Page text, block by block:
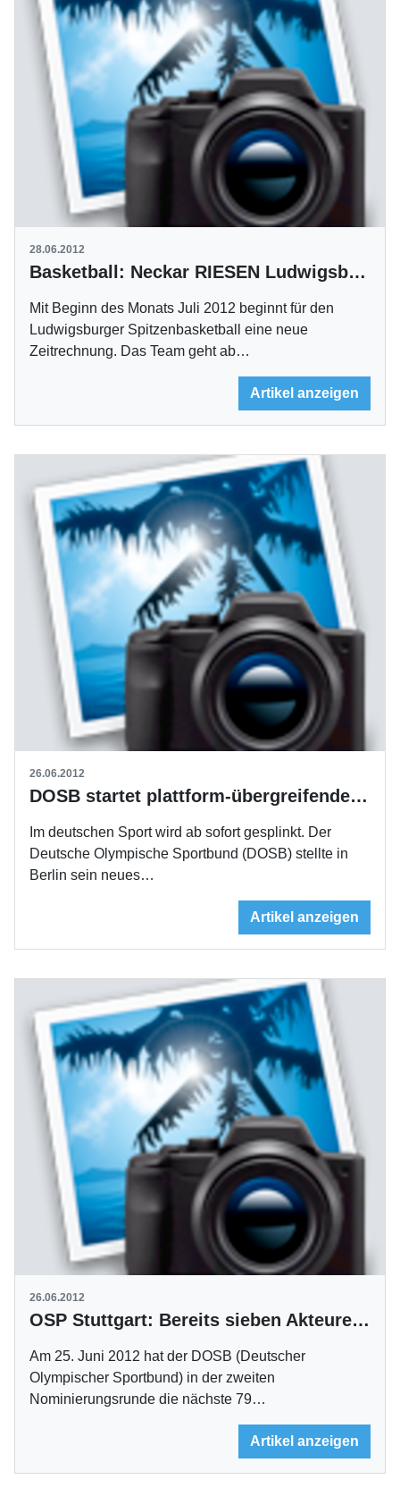
28.06.2012
Basketball: Neckar RIESEN Ludwigsburg haben neues Logo vorgestellt
Mit Beginn des Monats Juli 2012 beginnt für den
Ludwigsburger Spitzenbasketball eine neue
Zeitrechnung. Das Team geht ab…
Artikel anzeigen
26.06.2012
DOSB startet plattform-übergreifendes Internetprojekt
Im deutschen Sport wird ab sofort gesplinkt. Der
Deutsche Olympische Sportbund (DOSB) stellte in
Berlin sein neues…
Artikel anzeigen
26.06.2012
OSP Stuttgart: Bereits sieben Akteure für London nominiert
Am 25. Juni 2012 hat der DOSB (Deutscher
Olympischer Sportbund) in der zweiten
Nominierungsrunde die nächste 79…
Artikel anzeigen